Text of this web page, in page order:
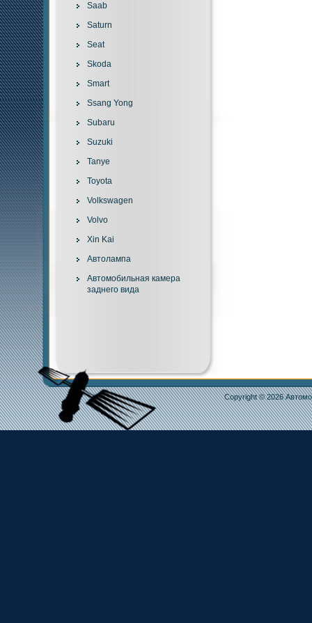
Saab
Saturn
Seat
Skoda
Smart
Ssang Yong
Subaru
Suzuki
Tanye
Toyota
Volkswagen
Volvo
Xin Kai
Автолампа
Автомобильная камера
заднего вида
Copyright © 2026